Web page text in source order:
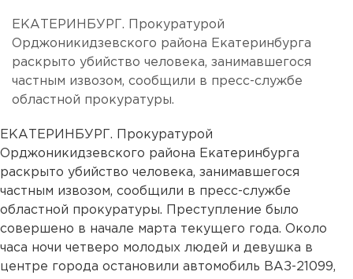
ЕКАТЕРИНБУРГ. Прокуратурой
Орджоникидзевского района Екатеринбурга
раскрыто убийство человека, занимавшегося
частным извозом, сообщили в пресс-службе
областной прокуратуры.
ЕКАТЕРИНБУРГ. Прокуратурой
Орджоникидзевского района Екатеринбурга
раскрыто убийство человека, занимавшегося
частным извозом, сообщили в пресс-службе
областной прокуратуры. Преступление было
совершено в начале марта текущего года. Около
часа ночи четверо молодых людей и девушка в
центре города остановили автомобиль ВАЗ-21099,